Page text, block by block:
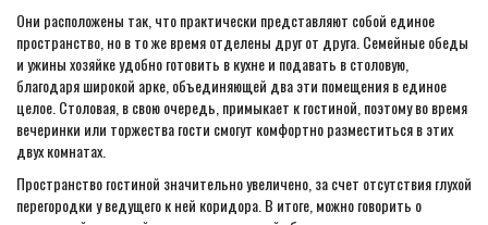
Они расположены так, что практически представляют собой единое
пространство, но в то же время отделены друг от друга. Семейные обеды
и ужины хозяйке удобно готовить в кухне и подавать в столовую,
благодаря широкой арке, объединяющей два эти помещения в единое
целое. Столовая, в свою очередь, примыкает к гостиной, поэтому во время
вечеринки или торжества гости смогут комфортно разместиться в этих
двух комнатах.
Пространство гостиной значительно увеличено, за счет отсутствия глухой
перегородки у ведущего к ней коридора. В итоге, можно говорить о